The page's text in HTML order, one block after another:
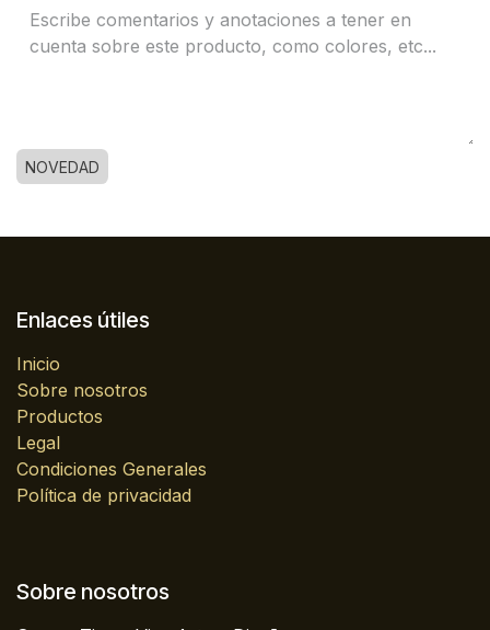
NOVEDAD
Enlaces útiles
Inicio
Sobre nosotros
Productos
Legal
Condiciones Generales
Política de privacidad
Sobre nosotros